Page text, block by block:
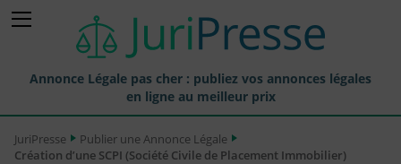
Annonce Légale pas cher : publiez vos annonces légales
en ligne au meilleur prix
Publier une Annonce légale
JuriPresse
Publier une Annonce Légale
Création d’une SCPI (Société Civile de Placement Immobilier)